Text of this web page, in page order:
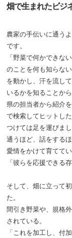
畑で生まれたビジ
農家の手伝いに通う
です。
「野菜で何かできな
のことを何も知らな
を動かし、汗を流し
いるかを知ることか
県の担当者から紹介
で検索してヒットし
つけては足を運びまし
通うほど、話をする
愛情をかけて育てて
「彼らを応援できる
そして、畑に立って
た。
間引き野菜や、規格
されている。
「これを加工し、付